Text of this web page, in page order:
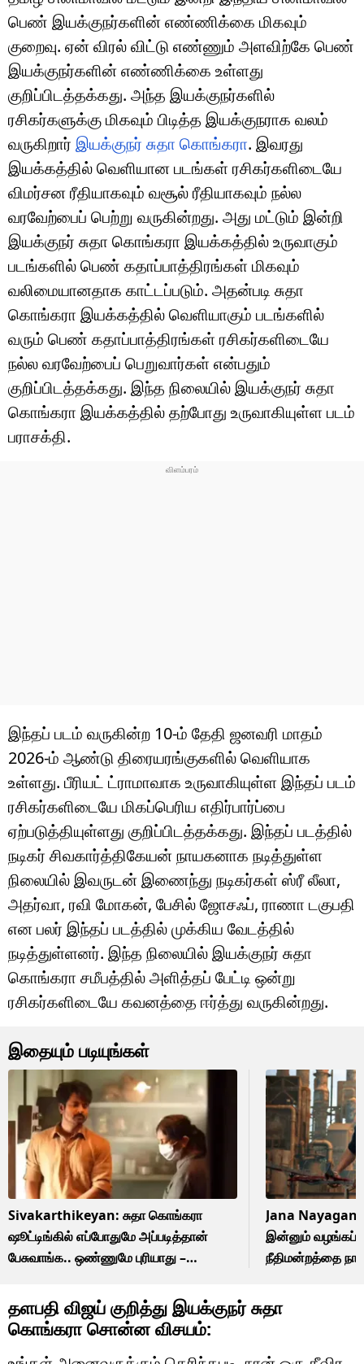
பெண் இயக்குநர்களின் எண்ணிக்கை மிகவும்
குறைவு. ஏன் விரல் விட்டு எண்ணும் அளவிற்கே பெண்
இயக்குநர்களின் எண்ணிக்கை உள்ளது
குறிப்பிடத்தக்கது. அந்த இயக்குநர்களில்
ரசிகர்களுக்கு மிகவும் பிடித்த இயக்குநராக வலம்
வருகிறார் இயக்குநர் சுதா கொங்கரா. இவரது
இயக்கத்தில் வெளியான படங்கள் ரசிகர்களிடையே
விமர்சன ரீதியாகவும் வசூல் ரீதியாகவும் நல்ல
வரவேற்பைப் பெற்று வருகின்றது. அது மட்டும் இன்றி
இயக்குநர் சுதா கொங்கரா இயக்கத்தில் உருவாகும்
படங்களில் பெண் கதாப்பாத்திரங்கள் மிகவும்
வலிமையானதாக காட்டப்படும். அதன்படி சுதா
கொங்கரா இயக்கத்தில் வெளியாகும் படங்களில்
வரும் பெண் கதாப்பாத்திரங்கள் ரசிகர்களிடையே
நல்ல வரவேற்பைப் பெறுவார்கள் என்பதும்
குறிப்பிடத்தக்கது. இந்த நிலையில் இயக்குநர் சுதா
கொங்கரா இயக்கத்தில் தற்போது உருவாகியுள்ள படம்
பராசக்தி.
இந்தப் படம் வருகின்ற 10-ம் தேதி ஜனவரி மாதம்
2026-ம் ஆண்டு திரையரங்குகளில் வெளியாக
உள்ளது. பீரியட் ட்ராமாவாக உருவாகியுள்ள இந்தப் படம்
ரசிகர்களிடையே மிகப்பெரிய எதிர்பார்ப்பை
ஏற்படுத்தியுள்ளது குறிப்பிடத்தக்கது. இந்தப் படத்தில்
நடிகர் சிவகார்த்திகேயன் நாயகனாக நடித்துள்ள
நிலையில் இவருடன் இணைந்து நடிகர்கள் ஸ்ரீ லீலா,
அதர்வா, ரவி மோகன், பேசில் ஜோசஃப், ராணா டகுபதி
என பலர் இந்தப் படத்தில் முக்கிய வேடத்தில்
நடித்துள்ளனர். இந்த நிலையில் இயக்குநர் சுதா
கொங்கரா சமீபத்தில் அளித்தப் பேட்டி ஒன்று
ரசிகர்களிடையே கவனத்தை ஈர்த்து வருகின்றது.
இதையும் படியுங்கள்
Sivakarthikeyan: சுதா கொங்கரா
ஷூட்டிங்கில் எப்போதுமே அப்படித்தான்
பேசுவாங்க.. ஒண்ணுமே புரியாது –
Jana Nayagan:
இன்னும்
நீதிமன்றத்தை
தளபதி விஜய் குறித்து இயக்குநர் சுதா
கொங்கரா சொன்ன விசயம்: